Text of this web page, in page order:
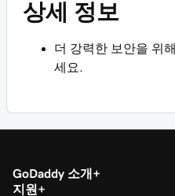
상세 정보
더 강력한 보안을 위해
세요.
GoDaddy 소개
지원